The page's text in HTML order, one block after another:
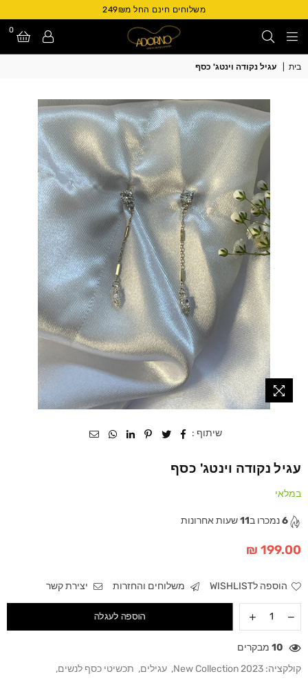
משלוחים חינם החל מ249₪
Adorno
0
בית עגיל נקודה וינטג' כסף
שיתוף :
עגיל נקודה וינטג' כסף
במלאי
6נמכרו ב11שעות אחרונות
מחיר
199.00 ₪
הוספה לWISHLIST משלוחים והחזרות יצירת קשר
הוספה לעגלה
10 מבקרים
קולקציה: New Collection 2023
, עגילים, תכשיטי כסף לנשים,